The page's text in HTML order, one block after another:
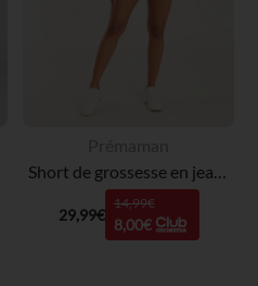
Short de grossesse en jean effet usé avec bandeau haut
29,99€
14,99€
8,00€